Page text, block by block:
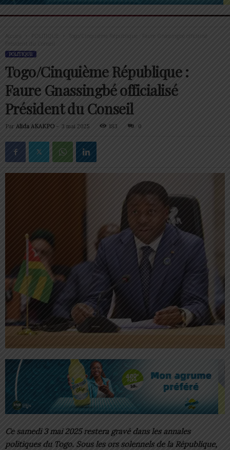
Accueil POLITIQUE
Togo/Cinquième République : Faure Gnassingbé officialisé
Président du Conseil
POLITIQUE
Togo/Cinquième République :
Faure Gnassingbé officialisé
Président du Conseil
Par Alida AKAKPO- 3 mai 2025 183 0
Ce samedi 3 mai 2025 restera gravé dans les annales
politiques du Togo. Sous les ors solennels de la République,